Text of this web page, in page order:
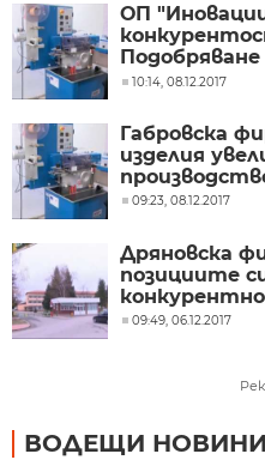
ОП
предприятия
10:14, 08.12.2017
Габровска
изделия
09:23, 08.12.2017
Дряновска
позициите
09:49, 06.12.2017
ВОДЕЩИ НОВИНИ